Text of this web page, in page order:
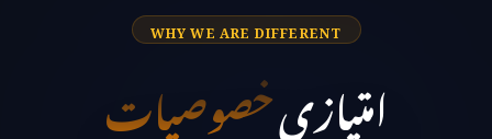
WHY WE ARE DIFFERENT
امتیازیخصوصیات